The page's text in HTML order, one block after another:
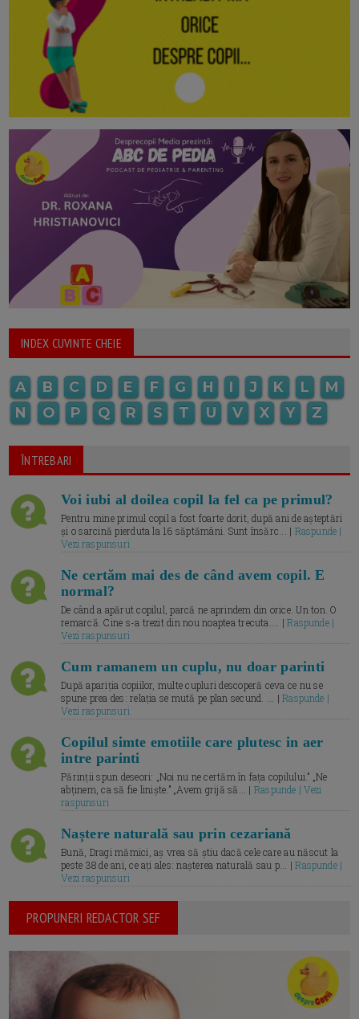
INDEX CUVINTE CHEIE
A B C D E F G H I J K L
M
N
O P Q R S T U V X Y Z
ÎNTREBARI
Voi iubi al doilea copil la fel ca pe primul?
Pentru mine primul copil a fost foarte dorit, după ani de așteptări
și o sarcină pierduta la 16 săptămâni. Sunt însărc... | Raspunde |
Vezi raspunsuri
Ne certăm mai des de când avem copil. E
normal?
De când a apărut copilul, parcă ne aprindem din orice. Un ton. O
remarcă. Cine s-a trezit din nou noaptea trecuta.... |Raspunde |
Vezi raspunsuri
Cum ramanem un cuplu, nu doar parinti
După apariția copiilor, multe cupluri descoperă ceva ce nu se
spune prea des: relația se mută pe plan secund. ... |Raspunde |
Vezi raspunsuri
Copilul simte emotiile care plutesc in aer
intre parinti
Părinții spun deseori: „Noi nu ne certăm în fața copilului.” „Ne
abținem, ca să fie liniște.” „Avem grijă să... | Raspunde | Vezi
raspunsuri
Naștere naturală sau prin cezariană
Bună, Dragi mămici, aș vrea să știu dacă cele care au născut la
peste 38 de ani, ce ați ales: nașterea naturală sau p... |Raspunde |
Vezi raspunsuri
PROPUNERI REDACTOR SEF